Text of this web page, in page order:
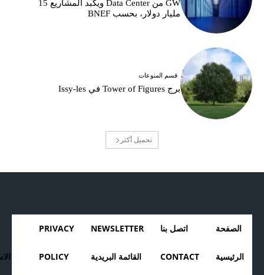
GW من Data Center ويكبد المشاريع 15
مليار دولار، بحسب BNEF
قسم المنوعات
برج Tower of Figures في Issy-les
تحميل أكثر
الصفحة
الرئيسية
اتصل بنا
CONTACT
NEWSLETTER
القائمة البريدية
PRIVACY
POLICY